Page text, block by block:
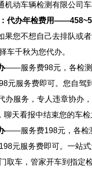
机动车辆检测有限公司车
代办年检费用——
果您不想自己去排队或
车千秋为您代办。
——服务费98元，各检
元服务费即可。您自驾
办服务，专人违章协办
聊天看报中结束您的车检
——服务费198元，各检
198元服务费即可。一站式
取车，管家开车到指定